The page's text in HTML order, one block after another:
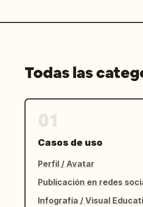
Todas las
Casos de uso
Perfil / Avatar
Publicación en redes
Infografía / Visual